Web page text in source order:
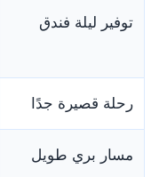
توفير ليلة فندق
رحلة قصيرة جدًا
مسار بري طويل